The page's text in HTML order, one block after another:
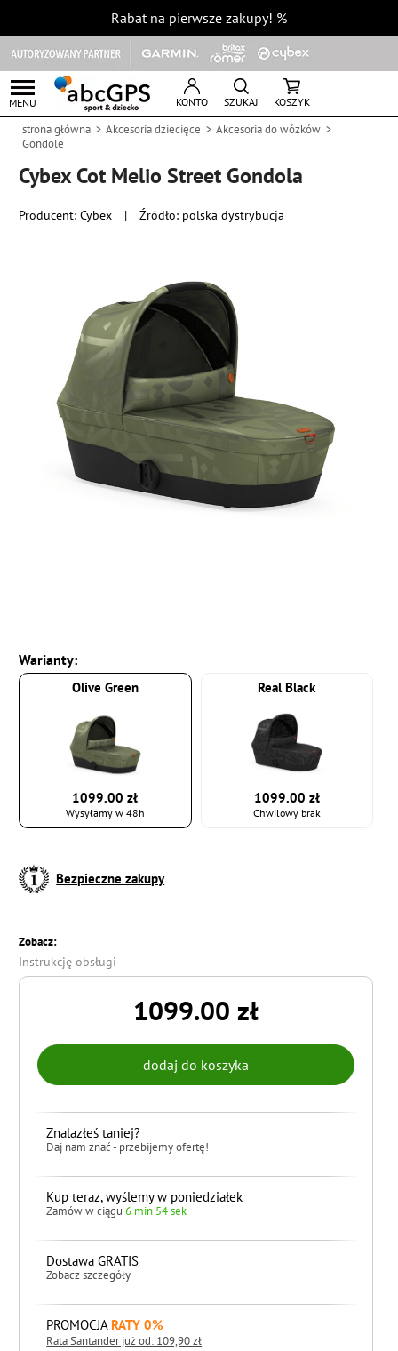
Rabat na pierwsze zakupy! %
MENU KONTO SZUKAJ KOSZYK
strona główna Akcesoria dziecięce
Akcesoria do wózków
Gondole
Cybex Cot Melio Street Gondola
Producent:Cybex | Źródło: polska dystrybucja
Warianty:
Olive Green
1099.00 zł
Wysyłamy w 48h
Real Black
1099.00 zł
Chwilowy brak
Bezpieczne zakupy
Zobacz:
Instrukcję obsługi
1099.00 zł
Znalazłeś taniej?
Daj nam znać - przebijemy ofertę!
Kup teraz, wyślemy w poniedziałek
Zamów w ciągu6 min 53 sek
Dostawa GRATIS
Zobacz szczegóły
PROMOCJA RATY 0%
Rata Santander już od: 109,90 zł